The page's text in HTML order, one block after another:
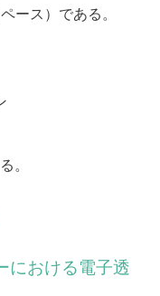
ース）である。
。
における電子透